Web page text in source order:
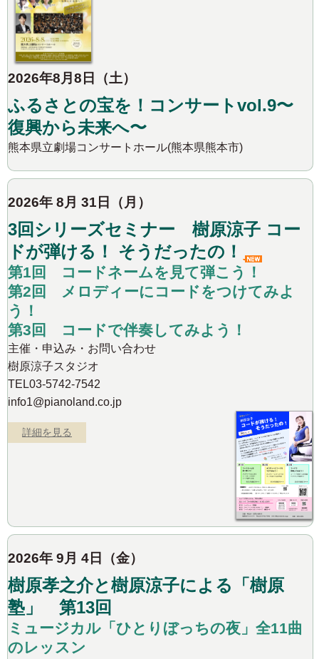
2026年8月8日（土）
ふるさとの宝を！コンサートvol.9〜
復興から未来へ〜
熊本県立劇場コンサートホール(熊本県熊本市)
2026年 8月 31日（月）
3回シリーズセミナー 樹原涼子 コー
ドが弾ける！ そうだったの！
第1回 コードネームを見て弾こう！
第2回 メロディーにコードをつけてみよ
う！
第3回 コードで伴奏してみよう！
主催・申込み・お問い合わせ
樹原涼子スタジオ
TEL03-5742-7542
info1@pianoland.co.jp
詳細を見る
2026年 9月 4日（金）
樹原孝之介と樹原涼子による「樹原
塾」 第13回
ミュージカル「ひとりぼっちの夜」全11曲
のレッスン